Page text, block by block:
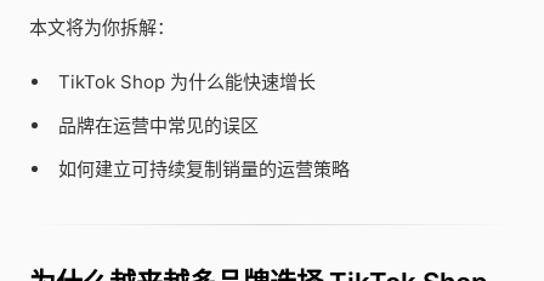
本文将为你拆解：
TikTok Shop 为什么能快速增长
品牌在运营中常见的误区
如何建立可持续复制销量的运营策略